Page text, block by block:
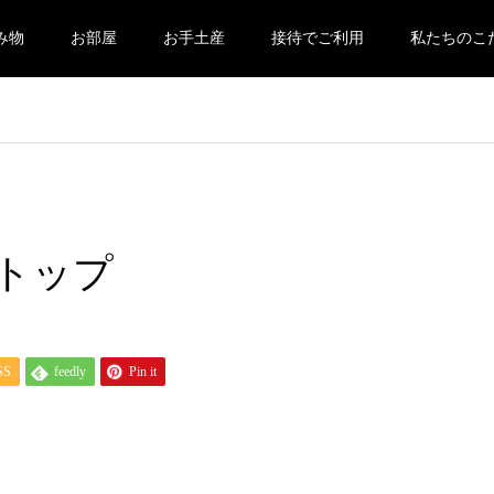
物 お部屋 お手土産 接待でご利用 私たちのこ
ップ
feedly Pin it